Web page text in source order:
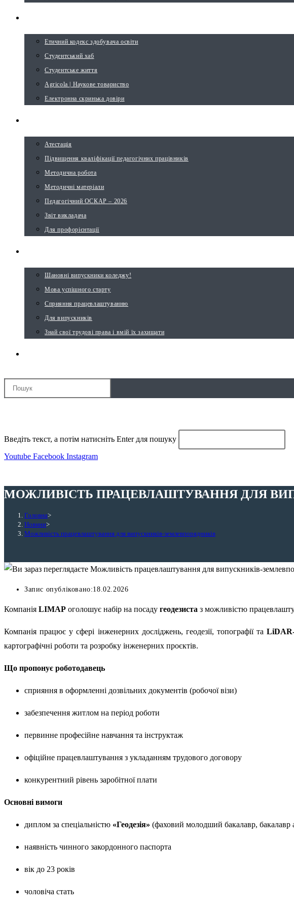
Етичний кодекс здобувача освіти
Студентський хаб
Студентське життя
Agricola | Наукове товариство
Електронна скринька довіри
Атестація
Підвищення кваліфікації педагогічних працівників
Методична робота
Методичні матеріали
Педагогічний ОСКАР – 2026
Звіт викладача
Для профорієнтації
Шановні випускники коледжу!
Мова успішного старту
Сприяння працевлаштуванню
Для випускників
Знай свої трудові права і вмій їх захищати
Введіть текст, а потім натисніть Enter для пошуку
Youtube Facebook Instagram
МОЖЛИВІСТЬ ПРАЦЕВЛАШТУВАННЯ ДЛЯ
Головна>
Новини>
Можливість працевлаштування для випускників-землевпорядників
Запис опубліковано:18.02.2026
Компанія LIMAP оголошує набір на посаду геодезиста з можливістю
Компанія працює у сфері інженерних досліджень, геодезії, топографії та
картографічні роботи та розробку інженерних проєктів.
Що пропонує роботодавець
сприяння в оформленні дозвільних документів (робочої візи)
забезпечення житлом на період роботи
первинне професійне навчання та інструктаж
офіційне працевлаштування з укладанням трудового договору
конкурентний рівень заробітної плати
Основні вимоги
диплом за спеціальністю «Геодезія» (фаховий молодший бакалавр, бакалавр
наявність чинного закордонного паспорта
вік до 23 років
чоловіча стать